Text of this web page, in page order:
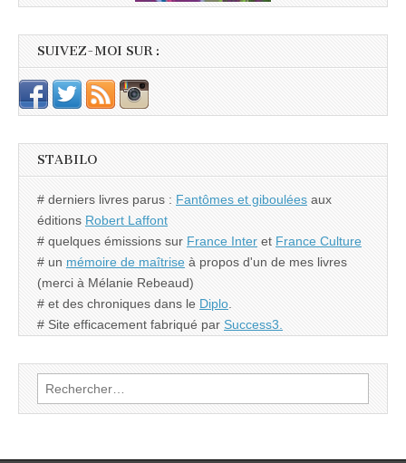
SUIVEZ-MOI SUR :
STABILO
# derniers livres parus : Fantômes et giboulées aux
éditions Robert Laffont
# quelques émissions sur France Inter et France Culture
# un mémoire de maîtrise à propos d'un de mes livres
(merci à Mélanie Rebeaud)
# et des chroniques dans le Diplo
# Site efficacement fabriqué par Success3.
Rechercher :